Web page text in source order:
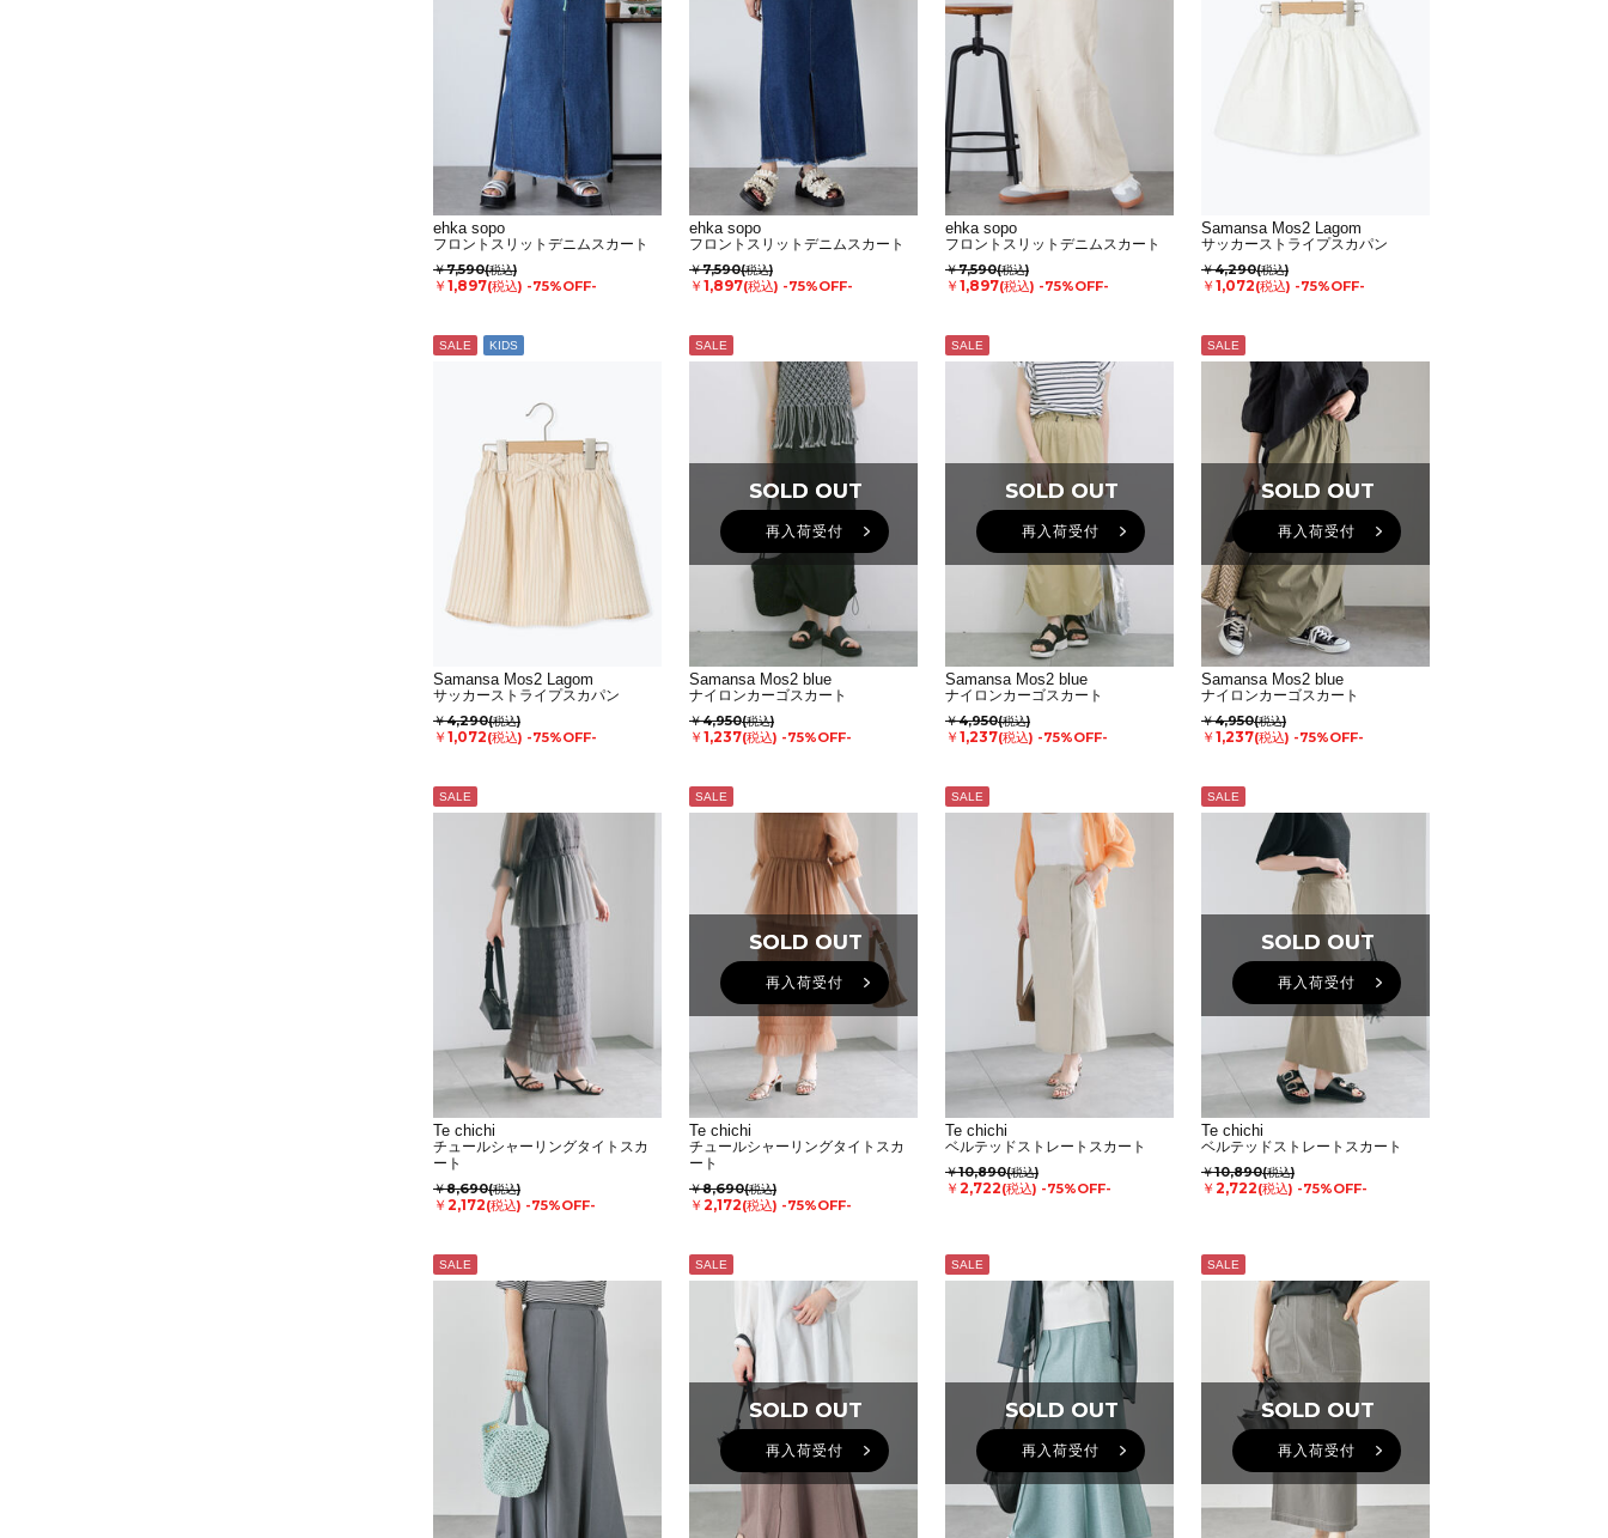
ehka sopo
フロントスリットデニムスカート
￥7,590(税込)
￥1,897(税込) -75%OFF-
ehka sopo
フロントスリットデニムスカート
￥7,590(税込)
￥1,897(税込) -75%OFF-
ehka sopo
フロントスリットデニムスカート
￥7,590(税込)
￥1,897(税込) -75%OFF-
Samansa Mos2 Lagom
サッカーストライプスカパン
￥4,290(税込)
￥1,072(税込) -75%OFF-
SALE KIDS
Samansa Mos2 Lagom
サッカーストライプスカパン
￥4,290(税込)
￥1,072(税込) -75%OFF-
SALE
SOLD OUT
SOLD OUT
再入荷受付
Samansa Mos2 blue
ナイロンカーゴスカート
￥4,950(税込)
￥1,237(税込) -75%OFF-
SALE
SOLD OUT
SOLD OUT
再入荷受付
Samansa Mos2 blue
ナイロンカーゴスカート
￥4,950(税込)
￥1,237(税込) -75%OFF-
SALE
SOLD OUT
SOLD OUT
再入荷受付
Samansa Mos2 blue
ナイロンカーゴスカート
￥4,950(税込)
￥1,237(税込) -75%OFF-
SALE
Te chichi
チュールシャーリングタイトスカ
ート
￥8,690(税込)
￥2,172(税込) -75%OFF-
SALE
SOLD OUT
SOLD OUT
再入荷受付
Te chichi
チュールシャーリングタイトスカ
ート
￥8,690(税込)
￥2,172(税込) -75%OFF-
SALE
Te chichi
ベルテッドストレートスカート
￥10,890(税込)
￥2,722(税込) -75%OFF-
SALE
SOLD OUT
SOLD OUT
再入荷受付
Te chichi
ベルテッドストレートスカート
￥10,890(税込)
￥2,722(税込) -75%OFF-
SALE SALE
SOLD OUT
SOLD OUT
再入荷受付
SALE
SOLD OUT
SOLD OUT
再入荷受付
SALE
SOLD OUT
SOLD OUT
再入荷受付